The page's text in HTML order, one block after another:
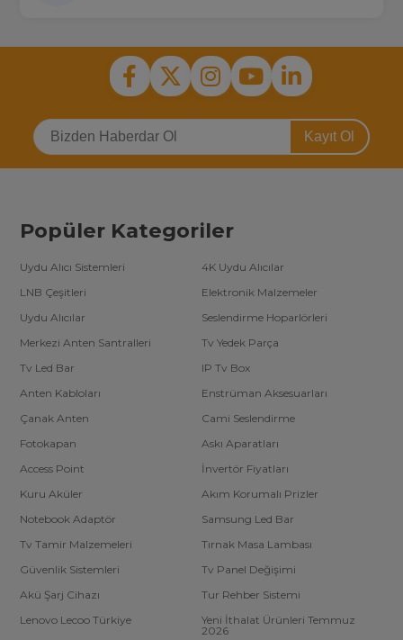
Kayıt Ol
Popüler Kategoriler
Uydu Alıcı Sistemleri
4K Uydu Alıcılar
LNB Çeşitleri
Elektronik Malzemeler
Uydu Alıcılar
Seslendirme Hoparlörleri
Merkezi Anten Santralleri
Tv Yedek Parça
Tv Led Bar
IP Tv Box
Anten Kabloları
Enstrüman Aksesuarları
Çanak Anten
Cami Seslendirme
Fotokapan
Askı Aparatları
Access Point
İnvertör Fiyatları
Kuru Aküler
Akım Korumalı Prizler
Notebook Adaptör
Samsung Led Bar
Tv Tamir Malzemeleri
Tırnak Masa Lambası
Güvenlik Sistemleri
Tv Panel Değişimi
Akü Şarj Cihazı
Tur Rehber Sistemi
Lenovo Lecoo Türkiye
Yeni İthalat Ürünleri Temmuz
2026